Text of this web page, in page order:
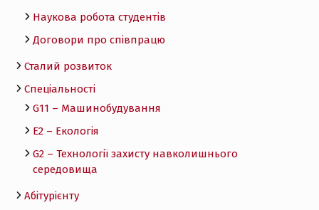
Наукова робота студентів
Договори про співпрацю
Сталий розвиток
Спеціальності
G11 – Машинобудування
E2 – Екологія
G2 – Технології захисту навколишнього
середовища
Абітурієнту